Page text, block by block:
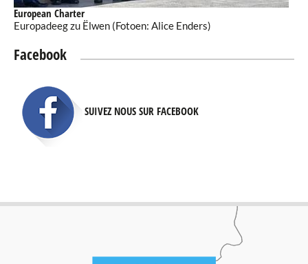
European Charter
Europadeeg zu Ëlwen (Fotoen: Alice Enders)
Facebook
SUIVEZ NOUS SUR FACEBOOK